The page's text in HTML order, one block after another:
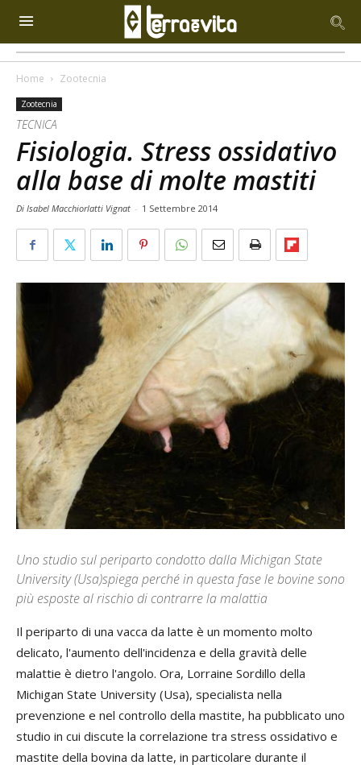
Home Zootecnia
Zootecnia
TECNICA
Fisiologia. Stress ossidativo
alla base di molte mastiti
Di Isabel Macchiorlatti Vignat - 1 Settembre 2014
Uno studio sul periparto condotto dalla Michigan State
University (Usa)spiega perché in questa fase le bovine sono
più esposte al rischio di contrarre la malattia
Il periparto di una vacca da latte è un momento molto
delicato, l'aumento dell'incidenza e della gravità delle
malattie è dietro l'angolo. Ora, Lorraine Sordillo della
Michigan State University (Usa), specialista nella
prevenzione e nel controllo della mastite, ha pubblicato uno
studio in cui discute la correlazione tra stress ossidativo e
mastite della bovina da latte, in particolare durante il